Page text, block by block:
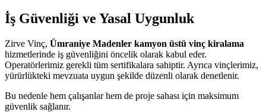
İş Güvenliği ve Yasal Uygunluk
Zirve Vinç, Ümraniye Madenler kamyon üstü vinç kiralama
hizmetlerinde iş güvenliğini öncelik olarak kabul eder.
Operatörlerimiz gerekli tüm sertifikalara sahiptir. Ayrıca vinçlerimiz,
yürürlükteki mevzuata uygun şekilde düzenli olarak denetlenir.
Bu nedenle hem çalışanlar hem de proje sahası için maksimum
güvenlik sağlanır.